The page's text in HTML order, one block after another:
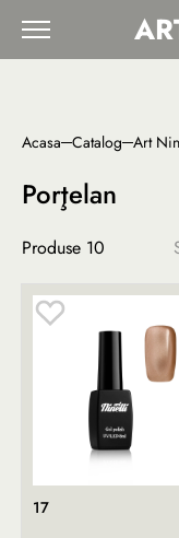
Acasa Catalog Art
Porţelan
Produse 10
17